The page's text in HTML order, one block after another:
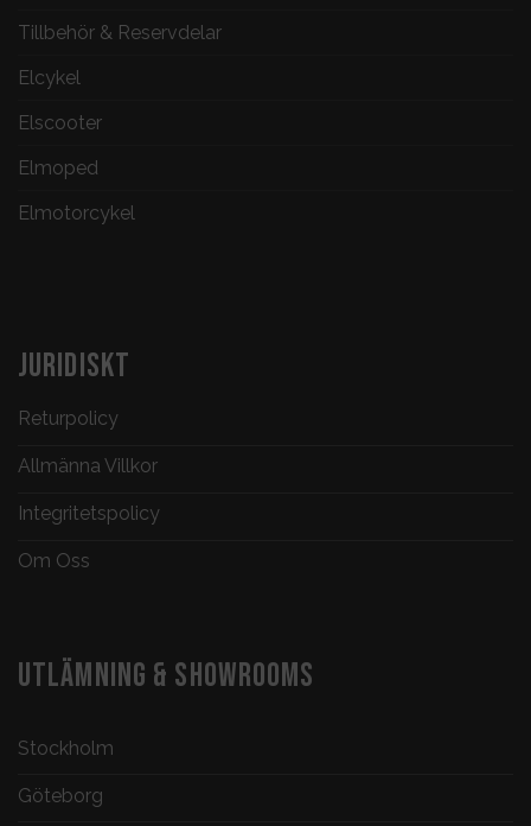
Tillbehör & Reservdelar
Elcykel
Elscooter
Elmoped
Elmotorcykel
JURIDISKT
Returpolicy
Allmänna Villkor
Integritetspolicy
Om Oss
UTLÄMNING & SHOWROOMS
Stockholm
Göteborg